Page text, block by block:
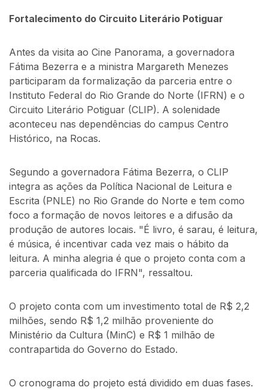
Fortalecimento do Circuito Literário Potiguar
Antes da visita ao Cine Panorama, a governadora
Fátima Bezerra e a ministra Margareth Menezes
participaram da formalização da parceria entre o
Instituto Federal do Rio Grande do Norte (IFRN) e o
Circuito Literário Potiguar (CLIP). A solenidade
aconteceu nas dependências do campus Centro
Histórico, na Rocas.
Segundo a governadora Fátima Bezerra, o CLIP
integra as ações da Política Nacional de Leitura e
Escrita (PNLE) no Rio Grande do Norte e tem como
foco a formação de novos leitores e a difusão da
produção de autores locais. "É livro, é sarau, é leitura,
é música, é incentivar cada vez mais o hábito da
leitura. A minha alegria é que o projeto conta com a
parceria qualificada do IFRN", ressaltou.
O projeto conta com um investimento total de R$ 2,2
milhões, sendo R$ 1,2 milhão proveniente do
Ministério da Cultura (MinC) e R$ 1 milhão de
contrapartida do Governo do Estado.
O cronograma do projeto está dividido em duas fases.